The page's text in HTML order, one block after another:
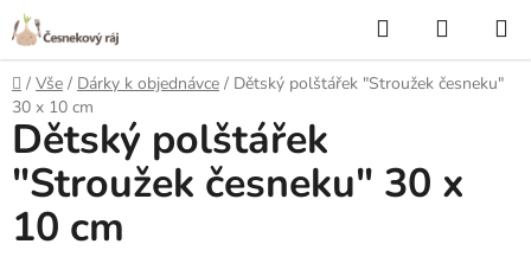
Přejít
na
obsah
Hledat
KOŠÍK
Domů
/ Vše / Dárky k objednávce / Dětský polštářek "Stroužek česneku"
30 x 10 cm
Dětský polštářek
"Stroužek česneku" 30 x
10 cm